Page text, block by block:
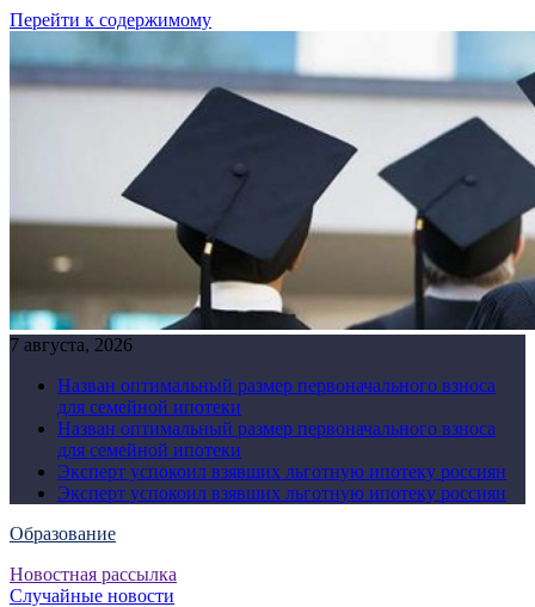
Перейти к содержимому
7 августа, 2026
Назван оптимальный размер первоначального взноса
для семейной ипотеки
Назван оптимальный размер первоначального взноса
для семейной ипотеки
Эксперт успокоил взявших льготную ипотеку россиян
Эксперт успокоил взявших льготную ипотеку россиян
Образование
Новостная рассылка
Случайные новости